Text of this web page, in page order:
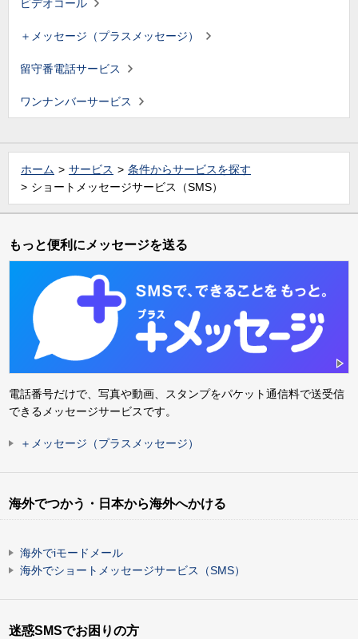
ビデオコール
＋メッセージ（プラスメッセージ）
留守番電話サービス
ワンナンバーサービス
ホーム サービス
条件からサービスを探す
ショートメッセージサービス（SMS）
もっと便利にメッセージを送る
電話番号だけで、写真や動画、スタンプをパケット通信料で送受信
できるメッセージサービスです。
＋メッセージ（プラスメッセージ）
海外でつかう・日本から海外へかける
海外でiモードメール
海外でショートメッセージサービス（SMS）
迷惑SMSでお困りの方